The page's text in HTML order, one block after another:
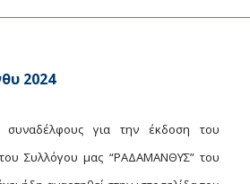
2024
συναδέλφους για την έκδοση του
Συλλόγου μας “ΡΑΔΑΜΑΝΘΥΣ” του